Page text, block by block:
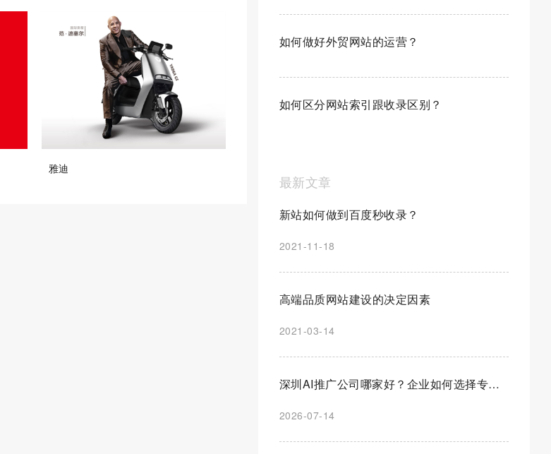
雅迪
如何做好外贸网站的运营？
如何区分网站索引跟收录区别？
最新文章
新站如何做到百度秒收录？
2021-11-18
高端品质网站建设的决定因素
2021-03-14
深圳AI推广公司哪家好？企业如何选择专业AI营销推广服务商
2026-07-14